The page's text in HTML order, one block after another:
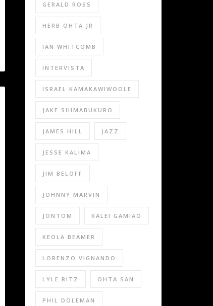
GERALD ROSS
HERB OHTA JR
IAN WHITCOMB
INTERVISTA
ISRAEL KAMAKAWIWOOLE
JAKE SHIMABUKURO
JAMES HILL JAZZ
JESSE KALIMA
JIM BELOFF
JOHNNY MARVIN
JONTOM KALEI GAMIAO
KEOLA BEAMER
LORENZO VIGNANDO
LYLE RITZ OHTA SAN
PHIL DOLEMAN